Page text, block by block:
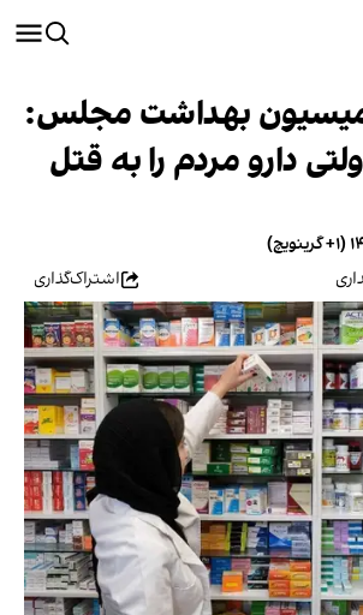
بهداشت مجلس:
دارو مردم را به قتل
اشتراک‌گذاری